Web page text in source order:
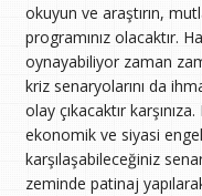
okuyun ve araştırın,
programınız olacaktır.
oynayabiliyor zaman
kriz senaryolarını da
olay çıkacaktır
ekonomik ve siyasi
karşılaşabileceğiniz
zeminde patinaj